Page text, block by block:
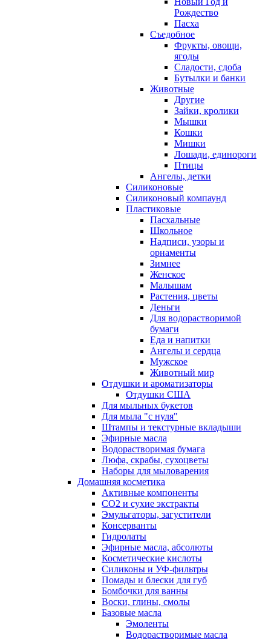
Рождество
Пасха
Съедобное
Фрукты, овощи,
ягоды
Сладости, сдоба
Бутылки и банки
Животные
Другие
Зайки, кролики
Мышки
Кошки
Мишки
Лошади, единороги
Птицы
Ангелы, детки
Силиконовые
Силиконовый компаунд
Пластиковые
Пасхальные
Школьное
Надписи, узоры и
орнаменты
Зимнее
Женское
Малышам
Растения, цветы
Деньги
Для водорастворимой
бумаги
Еда и напитки
Ангелы и сердца
Мужское
Животный мир
Отдушки и ароматизаторы
Отдушки США
Для мыльных букетов
Для мыла "с нуля"
Штампы и текстурные вкладыши
Эфирные масла
Водорастворимая бумага
Люфа, скрабы, сухоцветы
Наборы для мыловарения
Домашняя косметика
Активные компоненты
СО2 и сухие экстракты
Эмульгаторы, загустители
Консерванты
Гидролаты
Эфирные масла, абсолюты
Косметические кислоты
Силиконы и УФ-фильтры
Помады и блески для губ
Бомбочки для ванны
Воски, глины, смолы
Базовые масла
Эмоленты
Водорастворимые масла